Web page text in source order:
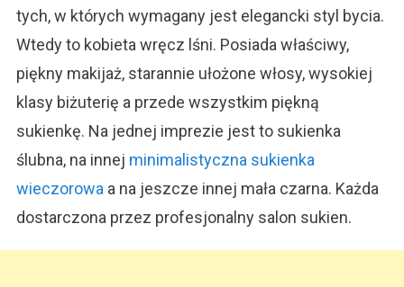
tych, w których wymagany jest elegancki styl bycia.
Wtedy to kobieta wręcz lśni. Posiada właściwy,
piękny makijaż, starannie ułożone włosy, wysokiej
klasy biżuterię a przede wszystkim piękną
sukienkę. Na jednej imprezie jest to sukienka
ślubna, na innej minimalistyczna sukienka
wieczorowa a na jeszcze innej mała czarna. Każda
dostarczona przez profesjonalny salon sukien.